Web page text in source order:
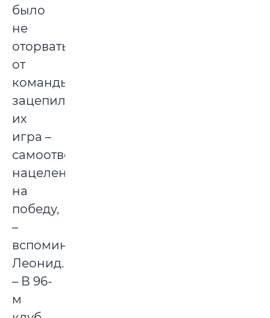
было
не
оторвать
от
команды,
зацепила
их
игра –
самоотверженная,
нацеленная
на
победу,
–
вспоминает
Леонид.
– В 96-
м